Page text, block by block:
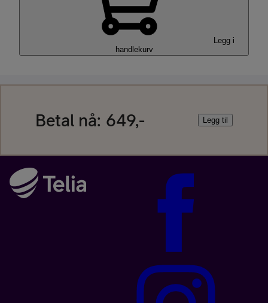
Legg i
handlekurv
Betal nå: 649,- Legg til